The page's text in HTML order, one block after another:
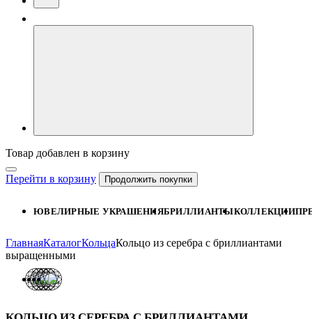
Товар добавлен в корзину
Перейти в корзину Продолжить покупки
ЮВЕЛИРНЫЕ УКРАШЕНИЯБРИЛЛИАНТЫКОЛЛЕКЦИИ
ГлавнаяКаталогКольцаКольцо из серебра с бриллиантами
выращенными